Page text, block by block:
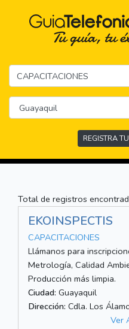
REGISTRA
Total de registros
EKOINSPECTIS
CAPACITACIONES
Llámanos para
Metrología, Calidad
Producción más limpia.
Ciudad: Guayaquil
Dirección: Cdla. Los
Ver